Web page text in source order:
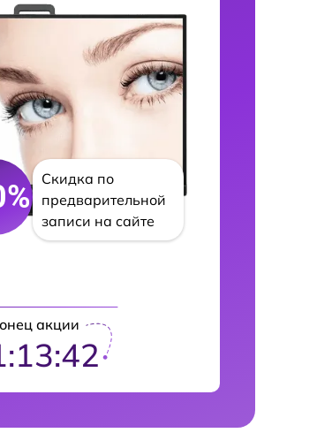
Скидка по
предварительной
записи на сайте
акции